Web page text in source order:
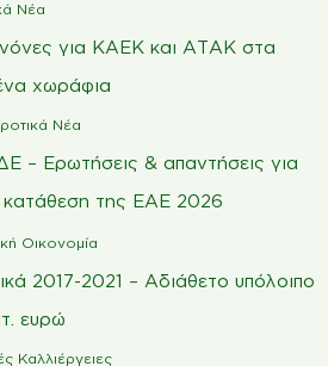
Νέα
για ΚΑΕΚ και ΑΤΑΚ στα
χωράφια
Νέα
– Ερωτήσεις & απαντήσεις για
κατάθεση της ΕΑΕ 2026
Οικονομία
2017-2021 – Αδιάθετο υπόλοιπο
ευρώ
Καλλιέργειες